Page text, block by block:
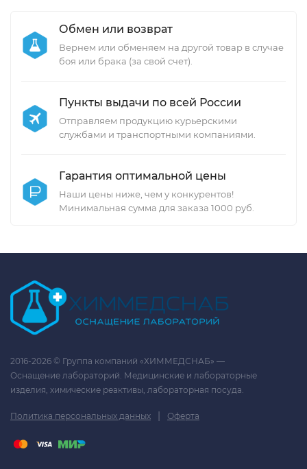
Обмен или возврат
Вернем или обменяем на другой товар в случае
боя или брака (за свой счет).
Пункты выдачи по всей России
Отправляем продукцию курьерскими
службами и транспортными компаниями.
Гарантия оптимальной цены
Наши цены ниже, чем у конкурентов!
Минимальная сумма для заказа 1000 руб.
2016-2026 © Группа компаний «ХИММЕДСНАБ» —
Оснащение лабораторий. Медицинские и лабораторные
изделия, химические реактивы, лабораторная посуда.
Политика персональных данных | Оферта